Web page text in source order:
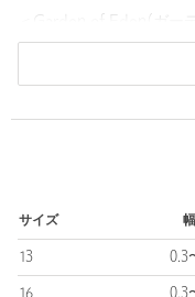
2003年に設立。コンセ
テーマを設けず、建築
され続ける作品となるよ
書き」、「洗濯表示」を
※商品画像は、光の当た
り、実際の色味と異なっ
サイズ 幅
13 0.3
16 0.3